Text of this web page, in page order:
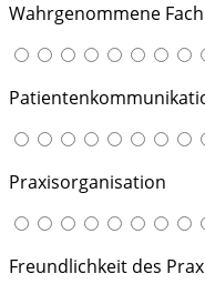
Wahrgenommene
Praxisorganisation
Freundlichkeit des